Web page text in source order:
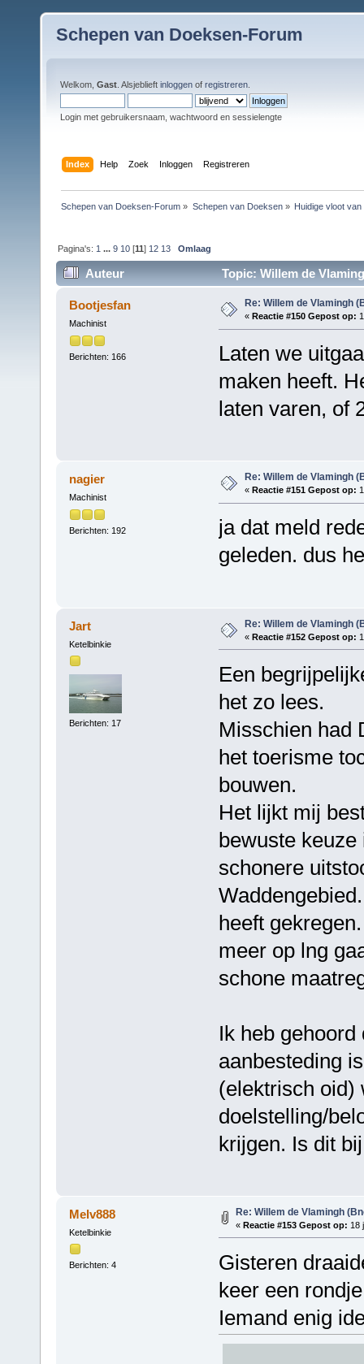
Schepen van Doeksen-Forum
Welkom, Gast . Alsjeblieft inloggen of registreren
Login met gebruikersnaam, wachtwoord en sessielengte
Index Help Zoek Inloggen Registreren
Schepen van Doeksen-Forum » Schepen van Doeksen» Huidige vloot
Pagina's: 1 ...9 10 [11] 12 13 Omlaag
Auteur Topic: Willem de
Bootjesfan
Machinist
Berichten: 166
Re: Willem de Vlamingh
« Reactie #150 Gepost op:
Laten we
maken heeft.
laten varen, of
nagier
Machinist
Berichten: 192
Re: Willem de Vlamingh
« Reactie #151 Gepost op:
ja dat meld
geleden. dus
Jart
Ketelbinkie
Berichten: 17
Re: Willem de Vlamingh
« Reactie #152 Gepost op:
Een
het zo lees.
Misschien had
het toerisme
bouwen.
Het lijkt mij
bewuste
schonere
heeft
meer op lng
schone
Ik heb
aanbesteding
(elektrisch oid)
doelstelling/
krijgen. Is dit
Melv888
Ketelbinkie
Berichten: 4
Re: Willem de Vlamingh
« Reactie #153 Gepost op: 18
Gisteren
keer een
Iemand enig